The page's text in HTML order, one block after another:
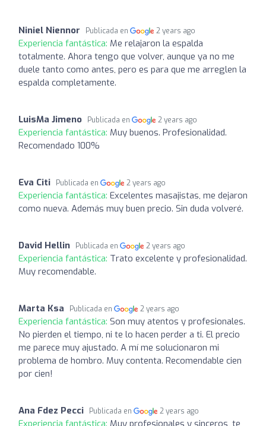
Niniel Niennor Publicada en 2 years ago
Experiencia fantástica: Me relajaron la espalda
totalmente. Ahora tengo que volver, aunque ya no me
duele tanto como antes, pero es para que me arreglen la
espalda completamente.
LuisMa Jimeno Publicada en 2 years ago
Experiencia fantástica: Muy buenos. Profesionalidad.
Recomendado 100%
Eva Citi Publicada en 2 years ago
Experiencia fantástica: Excelentes masajistas, me dejaron
como nueva. Además muy buen precio. Sin duda volveré.
David Hellin Publicada en 2 years ago
Experiencia fantástica: Trato excelente y profesionalidad.
Muy recomendable.
Marta Ksa Publicada en 2 years ago
Experiencia fantástica: Son muy atentos y profesionales.
No pierden el tiempo, ni te lo hacen perder a ti. El precio
me parece muy ajustado. A mí me solucionaron mi
problema de hombro. Muy contenta. Recomendable cien
por cien!
Ana Fdez Pecci Publicada en 2 years ago
Experiencia fantástica: Muy profesionales y sinceros, te